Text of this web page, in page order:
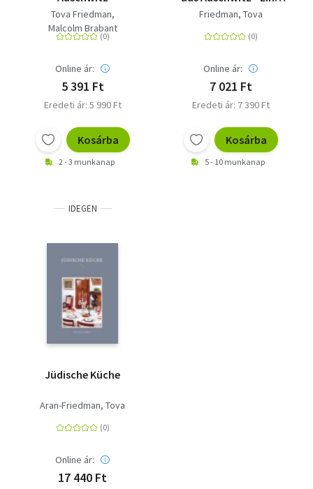
Tova Friedman
Malcolm Brabant
Online ár:
5 391 Ft
Eredeti ár: 5 990 Ft
Kosárba
2 - 3 munkanap
der letzten
Holocaust erzählt ihre
SPIEGEL-Bestseller mit
einem Vorwort von Sir
Ben Kingsley und
einem 8-seitigen
Friedman, Tova
Online ár:
7 021 Ft
Eredeti ár: 7 390 Ft
Kosárba
5 - 10 munkanap
IDEGEN
Jüdische Küche
Aran-Friedman, Tova
Online ár:
17 440 Ft